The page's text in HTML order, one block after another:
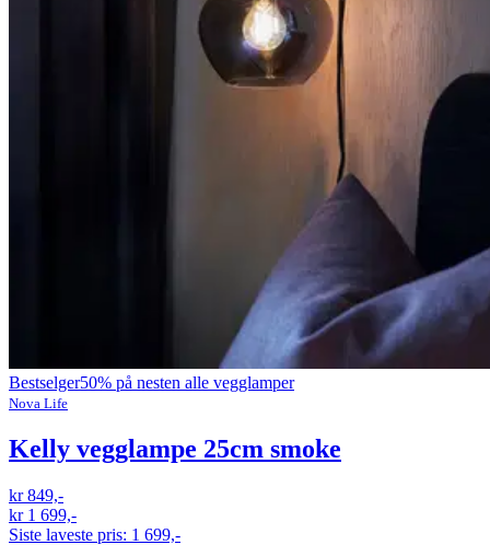
Bestselger50% på nesten alle vegglamper
Nova Life
Kelly vegglampe 25cm smoke
kr 849,-
kr 1 699,-
Siste laveste pris: 1 699,-